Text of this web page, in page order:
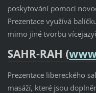
poskytování pomoci
Prezentace využívá
mimo jiné tvorbu
SAHR-RAH (
Prezentace libereckého
masáží, které jsou